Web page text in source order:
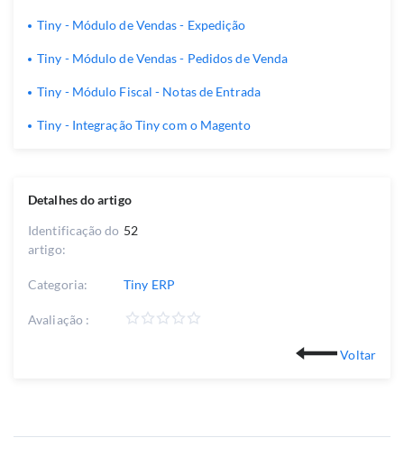
Detalhes do artigo
Identificação do
artigo:
52
Categoria: Tiny ERP
Avaliação :
Voltar
Tiny - Módulo de Vendas - Expedição
Tiny - Módulo de Vendas - Pedidos de Venda
Tiny - Módulo Fiscal - Notas de Entrada
Tiny - Integração Tiny com o Magento